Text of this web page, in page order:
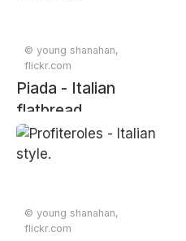
© young shanahan,
flickr.com
Piada - Italian
flatbread.
© young shanahan,
flickr.com